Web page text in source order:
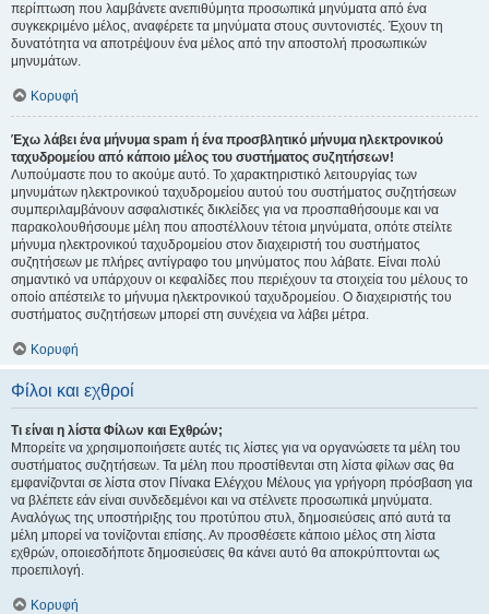
περίπτωση που λαμβάνετε ανεπιθύμητα προσωπικά μηνύματα από ένα
συγκεκριμένο μέλος, αναφέρετε τα μηνύματα στους συντονιστές. Έχουν τη
δυνατότητα να αποτρέψουν ένα μέλος από την αποστολή προσωπικών
μηνυμάτων.
Κορυφή
Έχω λάβει ένα μήνυμα spam ή ένα προσβλητικό μήνυμα ηλεκτρονικού
ταχυδρομείου από κάποιο μέλος του συστήματος συζητήσεων!
Λυπούμαστε που το ακούμε αυτό. Το χαρακτηριστικό λειτουργίας των
μηνυμάτων ηλεκτρονικού ταχυδρομείου αυτού του συστήματος συζητήσεων
συμπεριλαμβάνουν ασφαλιστικές δικλείδες για να προσπαθήσουμε και να
παρακολουθήσουμε μέλη που αποστέλλουν τέτοια μηνύματα, οπότε στείλτε
μήνυμα ηλεκτρονικού ταχυδρομείου στον διαχειριστή του συστήματος
συζητήσεων με πλήρες αντίγραφο του μηνύματος που λάβατε. Είναι πολύ
σημαντικό να υπάρχουν οι κεφαλίδες που περιέχουν τα στοιχεία του μέλους το
οποίο απέστειλε το μήνυμα ηλεκτρονικού ταχυδρομείου. Ο διαχειριστής του
συστήματος συζητήσεων μπορεί στη συνέχεια να λάβει μέτρα.
Κορυφή
Φίλοι και εχθροί
Τι είναι η λίστα Φίλων και Εχθρών;
Μπορείτε να χρησιμοποιήσετε αυτές τις λίστες για να οργανώσετε τα μέλη του
συστήματος συζητήσεων. Τα μέλη που προστίθενται στη λίστα φίλων σας θα
εμφανίζονται σε λίστα στον Πίνακα Ελέγχου Μέλους για γρήγορη πρόσβαση για
να βλέπετε εάν είναι συνδεδεμένοι και να στέλνετε προσωπικά μηνύματα.
Αναλόγως της υποστήριξης του προτύπου στυλ, δημοσιεύσεις από αυτά τα
μέλη μπορεί να τονίζονται επίσης. Αν προσθέσετε κάποιο μέλος στη λίστα
εχθρών, οποιεσδήποτε δημοσιεύσεις θα κάνει αυτό θα αποκρύπτονται ως
προεπιλογή.
Κορυφή